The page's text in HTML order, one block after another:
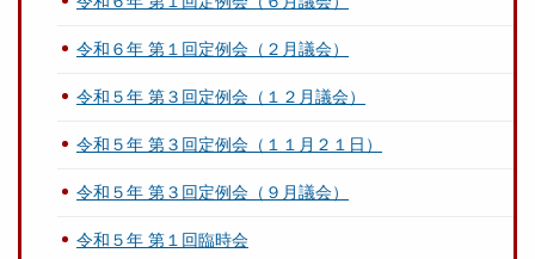
令和６年 第１回定例会（２月議会）
令和５年 第３回定例会（１２月議会）
令和５年 第３回定例会（１１月２１日）
令和５年 第３回定例会（９月議会）
令和５年 第１回臨時会